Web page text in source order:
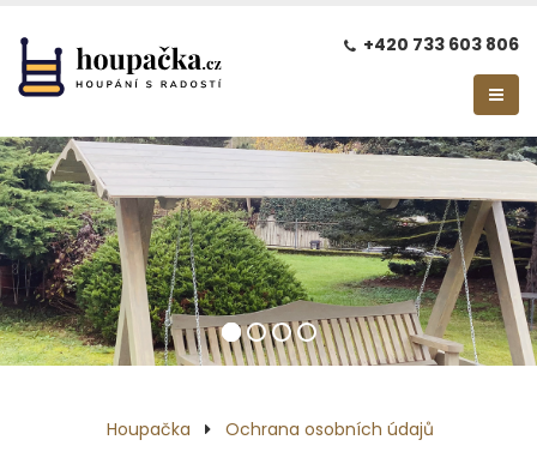
+420 733 603 806
Houpačka Ochrana osobních údajů